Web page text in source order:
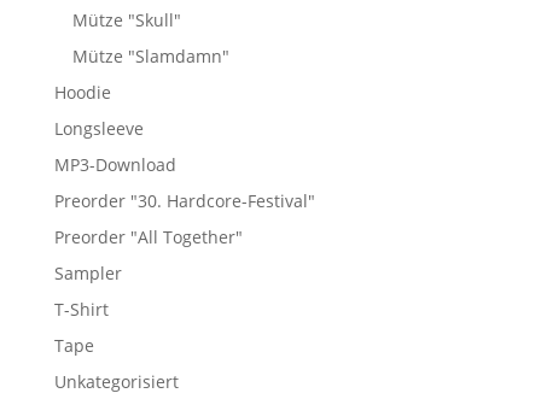
Mütze "Skull"
Mütze "Slamdamn"
Hoodie
Longsleeve
MP3-Download
Preorder "30. Hardcore-Festival"
Preorder "All Together"
Sampler
T-Shirt
Tape
Unkategorisiert